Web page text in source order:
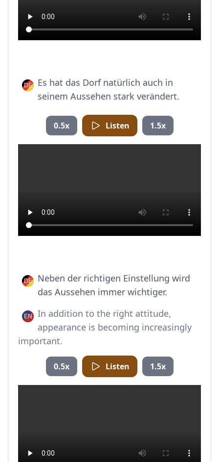
Es hat das Dorf natürlich auch in
seinem Aussehen stark verändert.
0.5x Listen 1.5x
Neben der richtigen Einstellung wird
das Aussehen immer wichtiger.
In addition to the right attitude,
appearance is becoming increasingly
important.
0.5x Listen 1.5x